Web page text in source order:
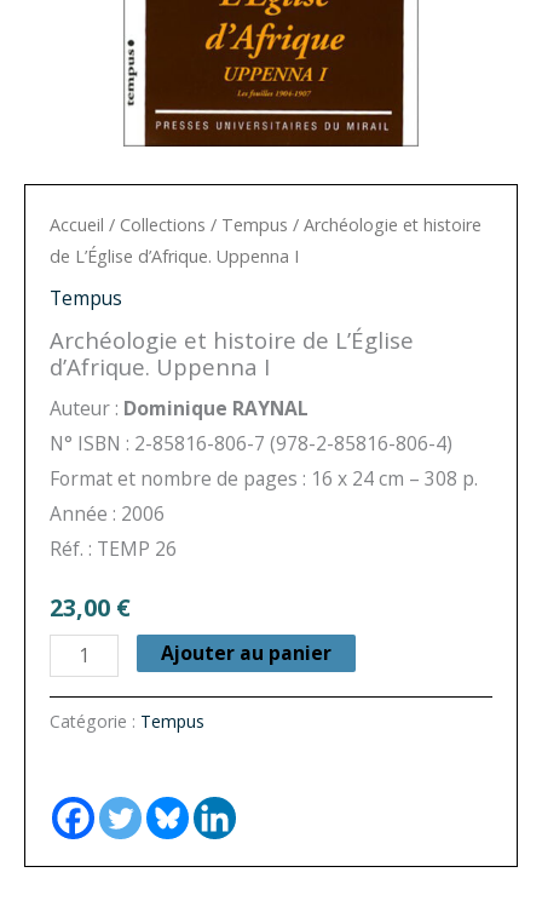
Accueil / Collections / Tempus / Archéologie et histoire
de L’Église d’Afrique. Uppenna I
Tempus
Archéologie et histoire de L’Église
d’Afrique. Uppenna I
Auteur : Dominique RAYNAL
N° ISBN : 2-85816-806-7 (978-2-85816-806-4)
Format et nombre de pages : 16 x 24 cm – 308 p.
Année : 2006
Réf. : TEMP 26
23,00 €
quantité
de
Archéologie
histoire
de
L’Église
Ajouter au panier
Catégorie : Tempus